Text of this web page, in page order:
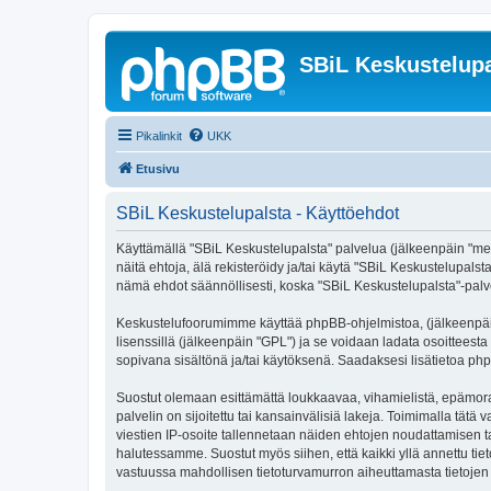
SBiL
Pikalinkit UKK
Etusivu
SBiL Keskustelupalsta - Käyttöehdot
Käyttämällä "SBiL Keskustelupalsta" palvelua (jälkeenpäin
näitä ehtoja, älä rekisteröidy ja/tai käytä "SBiL
nämä ehdot säännöllisesti, koska "SBiL Keskustelupalsta"-
Keskustelufoorumimme käyttää phpBB-ohjelmistoa,
lisenssillä (jälkeenpäin "GPL") ja se voidaan ladata osoitteesta
sopivana sisältönä ja/tai käytöksenä. Saadaksesi lisätietoa
Suostut olemaan esittämättä loukkaavaa, vihamielistä,
palvelin on sijoitettu tai kansainvälisiä lakeja. Toimimalla tätä
viestien IP-osoite tallennetaan näiden ehtojen noudattamisen
halutessamme. Suostut myös siihen, että kaikki yllä annettu
vastuussa mahdollisen tietoturvamurron aiheuttamasta